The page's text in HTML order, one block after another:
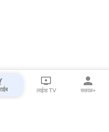
लाईव्ह TV सकाळ+